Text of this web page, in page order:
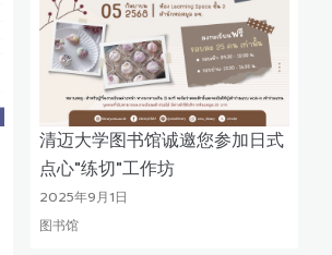
清迈大学图书馆诚邀您参加日式
点心"练切"工作坊
2025年9月1日
图书馆